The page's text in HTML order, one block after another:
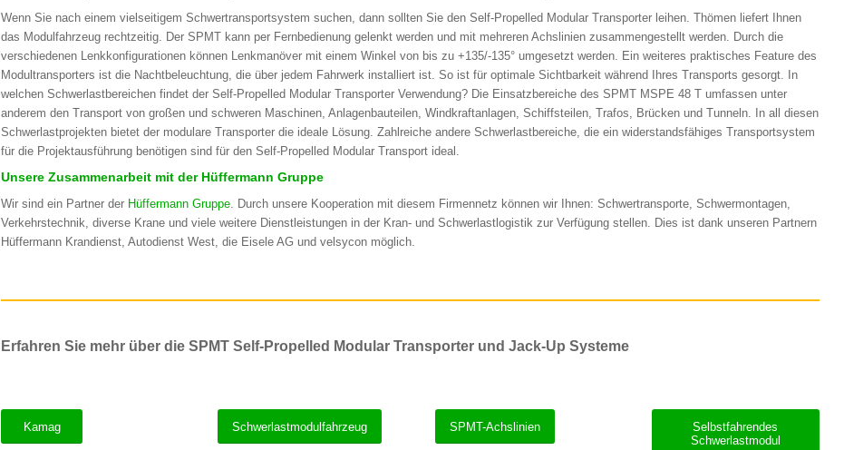
Wenn Sie nach einem vielseitigem Schwertransportsystem suchen, dann sollten Sie den Self-Propelled Modular Transporter leihen. Thömen liefert Ihnen
das Modulfahrzeug rechtzeitig. Der SPMT kann per Fernbedienung gelenkt werden und mit mehreren Achslinien zusammengestellt werden. Durch die
verschiedenen Lenkkonfigurationen können Lenkmanöver mit einem Winkel von bis zu +135/-135° umgesetzt werden. Ein weiteres praktisches Feature des
Modultransporters ist die Nachtbeleuchtung, die über jedem Fahrwerk installiert ist. So ist für optimale Sichtbarkeit während Ihres Transports gesorgt. In
welchen Schwerlastbereichen findet der Self-Propelled Modular Transporter Verwendung? Die Einsatzbereiche des SPMT MSPE 48 T umfassen unter
anderem den Transport von großen und schweren Maschinen, Anlagenbauteilen, Windkraftanlagen, Schiffsteilen, Trafos, Brücken und Tunneln. In all diesen
Schwerlastprojekten bietet der modulare Transporter die ideale Lösung. Zahlreiche andere Schwerlastbereiche, die ein widerstandsfähiges Transportsystem
für die Projektausführung benötigen sind für den Self-Propelled Modular Transport ideal.
Unsere Zusammenarbeit mit der Hüffermann Gruppe
Wir sind ein Partner der Hüffermann Gruppe. Durch unsere Kooperation mit diesem Firmennetz können wir Ihnen: Schwertransporte, Schwermontagen,
Verkehrstechnik, diverse Krane und viele weitere Dienstleistungen in der Kran- und Schwerlastlogistik zur Verfügung stellen. Dies ist dank unseren Partnern
Hüffermann Krandienst, Autodienst West, die Eisele AG und velsycon möglich.
Erfahren Sie mehr über die SPMT Self-Propelled Modular Transporter und Jack-Up Systeme
Kamag Schwerlastmodulfahrzeug SPMT-Achslinien
Selbstfahrendes
Schwerlastmodul